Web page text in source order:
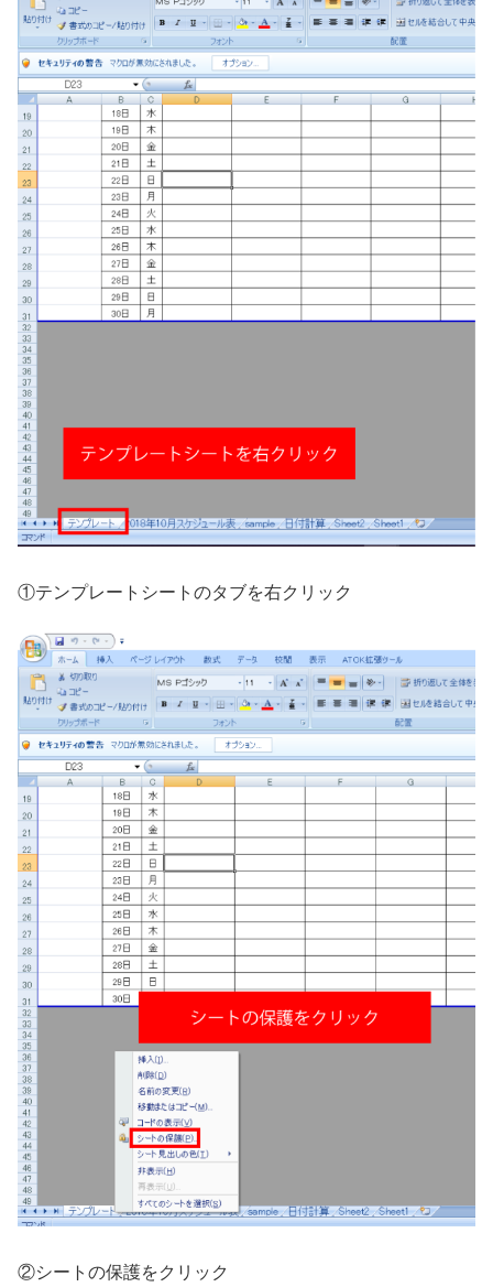
①テンプレートシートのタブを右クリック
②シートの保護をクリック